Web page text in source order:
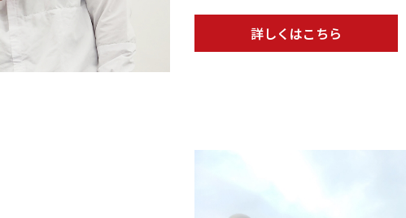
詳しくはこちら